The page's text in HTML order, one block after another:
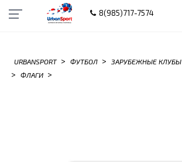
8(985)717-7574
URBANSPORT > ФУТБОЛ > ЗАРУБЕЖНЫЕ КЛУБЫ
> ФЛАГИ >